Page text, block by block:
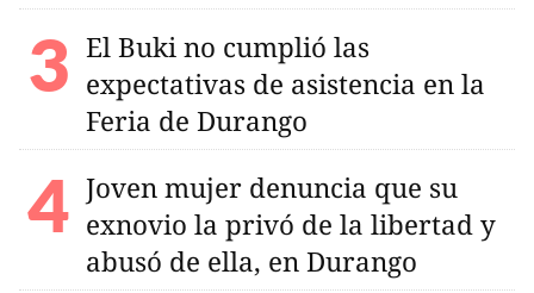
El Buki no cumplió las
expectativas de asistencia en la
Feria de Durango
Joven mujer denuncia que su
exnovio la privó de la libertad y
abusó de ella, en Durango